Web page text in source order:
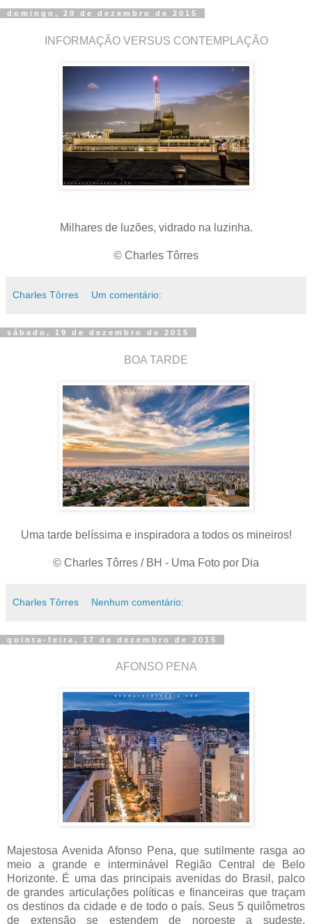
domingo, 20 de dezembro de 2015
INFORMAÇÃO VERSUS CONTEMPLAÇÃO
Milhares de luzões, vidrado na luzinha.
© Charles Tôrres
Charles Tôrres Um comentário:
sábado, 19 de dezembro de 2015
BOA TARDE
Uma tarde belíssima e inspiradora a todos os mineiros!
© Charles Tôrres / BH - Uma Foto por Dia
Charles Tôrres Nenhum comentário:
quinta-feira, 17 de dezembro de 2015
AFONSO PENA
Majestosa Avenida Afonso Pena, que sutilmente rasga ao
meio a grande e interminável Região Central de Belo
Horizonte. É uma das principais avenidas do Brasil, palco
de grandes articulações políticas e financeiras que traçam
os destinos da cidade e de todo o país. Seus 5 quilômetros
de extensão se estendem de noroeste a sudeste,